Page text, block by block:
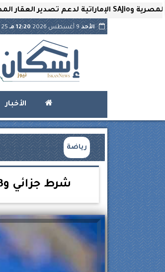
الأحد9 أغسطس 2026 12:20 مـ 25 صفر 1448
الأخبار
رياضة
شرط جزائي و3 مساعدين.. تفاصيل عقد المدرب جوميز مع الزمالك